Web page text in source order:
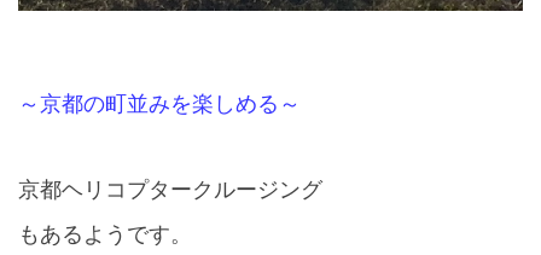
～京都の町並みを楽しめる～
京都ヘリコプタークルージング
もあるようです。